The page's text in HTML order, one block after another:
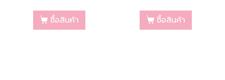
ซื้อสินค้า ซื้อสินค้า